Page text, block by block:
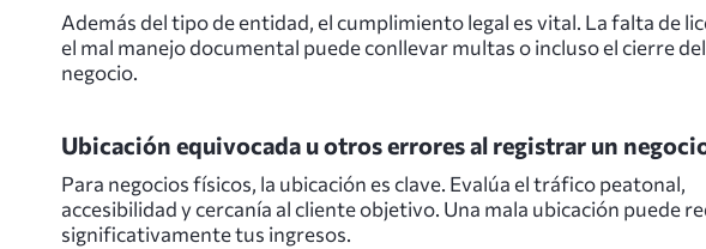
Además del tipo de entidad, el cumplimiento legal es vital. La falta de
el mal manejo documental puede conllevar multas o incluso el cierre del
negocio.
Ubicación equivocada u otros errores al registrar un
Para negocios físicos, la ubicación es clave. Evalúa el tráfico peatonal,
accesibilidad y cercanía al cliente objetivo. Una mala ubicación puede
significativamente tus ingresos.